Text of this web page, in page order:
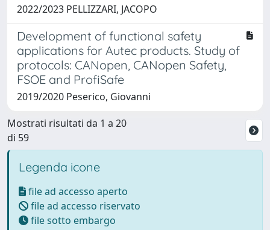
2022/2023 PELLIZZARI, JACOPO
Development of functional safety
applications for Autec products. Study of
protocols: CANopen, CANopen Safety,
FSOE and ProfiSafe
2019/2020 Peserico, Giovanni
Mostrati risultati da 1 a 20
di 59
Legenda icone
file ad accesso aperto
file ad accesso riservato
file sotto embargo